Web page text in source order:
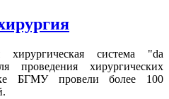
хирургическая система "da
хирургических
БГМУ провели более 100